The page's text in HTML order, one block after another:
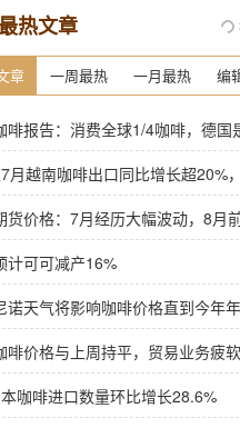
热文章
章 一周最热 一月最热 编
计可可减产16%
诺天气将影响咖啡价格直到今年
啡价格与上周持平，贸易业务疲软
咖啡进口数量环比增长28.6%